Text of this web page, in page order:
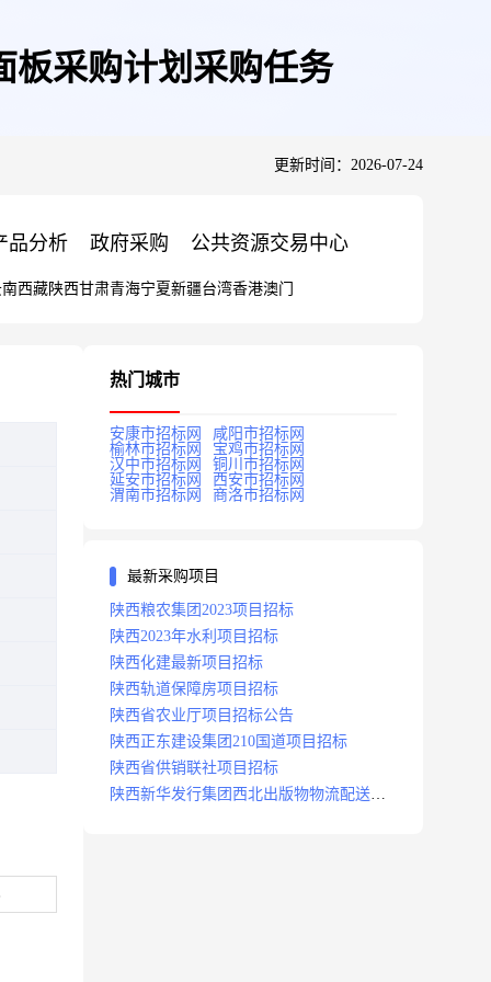
板采购计划采购任务
更新时间：2026-07-24
品分析 政府采购 公共资源交易中心
西藏陕西甘肃青海宁夏新疆台湾香港澳门
热门城市
安康市招标网
咸阳市招标网
榆林市招标网
宝鸡市招标网
汉中市招标网
铜川市招标网
延安市招标网
西安市招标网
渭南市招标网
商洛市招标网
最新采购项目
陕西粮农集团2023项目招标
陕西2023年水利项目招标
陕西化建最新项目招标
陕西轨道保障房项目招标
陕西省农业厅项目招标公告
陕西正东建设集团210国道项目招标
陕西省供销联社项目招标
陕西新华发行集团西北出版物物流配送中